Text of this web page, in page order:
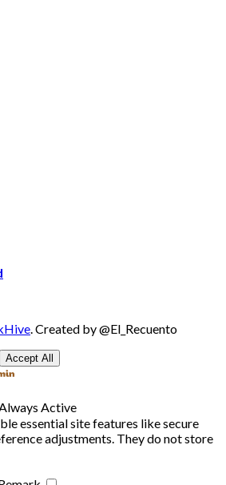
.Created by @El_Recuento
Accept All
Active
essential site features like secure
adjustments. They do not store